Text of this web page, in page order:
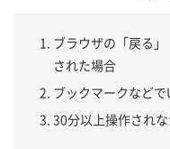
ブラウザの「戻る
された場合
ブックマークなど
30分以上操作され